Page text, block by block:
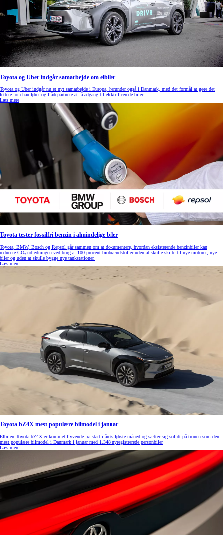
Toyota og Uber indgår samarbejde om elbiler
Toyota og Uber indgår nu et nyt samarbejde i Europa, herunder også i Danmark, med det formål at gøre det
lettere for chauffører og flådepartnere at få adgang til elektrificerede biler.
Læs mere
Toyota tester fossilfri benzin i almindelige biler
Toyota, BMW, Bosch og Repsol går sammen om at dokumentere, hvordan eksisterende benzinbiler kan
reducere CO₂-udledningen ved brug af 100 procent biobrændstoffer uden at skulle skifte til nye motorer, nye
biler og uden at skulle bygge nye tankstationer.
Læs mere
Toyota bZ4X mest populære bilmodel i januar
Elbilen Toyota bZ4X er kommet flyvende fra start i årets første måned og sætter sig solidt på tronen som den
mest populære bilmodel i Danmark i januar med 1.348 nyregistrerede personbiler
Læs mere